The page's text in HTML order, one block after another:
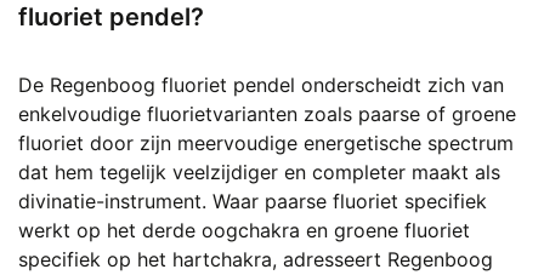
fluoriet pendel?
De Regenboog fluoriet pendel onderscheidt zich van
enkelvoudige fluorietvarianten zoals paarse of groene
fluoriet door zijn meervoudige energetische spectrum
dat hem tegelijk veelzijdiger en completer maakt als
divinatie-instrument. Waar paarse fluoriet specifiek
werkt op het derde oogchakra en groene fluoriet
specifiek op het hartchakra, adresseert Regenboog